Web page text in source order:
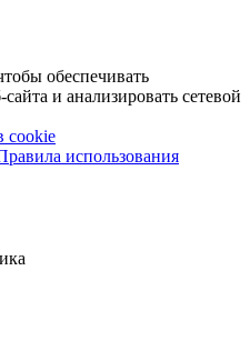
обеспечивать
и анализировать сетевой
cookie
использования